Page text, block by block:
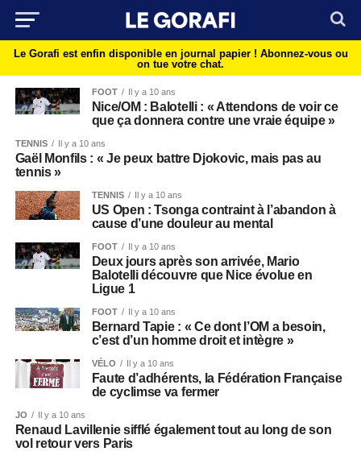
Le Gorafi est enfin disponible en journal papier ! Abonnez-vous ou
on tue votre chat.
FOOT Il y a 10 ans
Nice/OM : Balotelli : « Attendons de voir ce
que ça donnera contre une vraie équipe »
TENNIS Il y a 10 ans
Gaël Monfils : « Je peux battre Djokovic, mais pas au
tennis »
TENNIS Il y a 10 ans
US Open : Tsonga contraint à l’abandon à
cause d’une douleur au mental
FOOT Il y a 10 ans
Deux jours après son arrivée, Mario
Balotelli découvre que Nice évolue en
Ligue 1
FOOT Il y a 10 ans
Bernard Tapie : « Ce dont l’OM a besoin,
c’est d’un homme droit et intègre »
VÉLO Il y a 10 ans
Faute d’adhérents, la Fédération Française
de cyclimse va fermer
JO Il y a 10 ans
Renaud Lavillenie sifflé également tout au long de son
vol retour vers Paris